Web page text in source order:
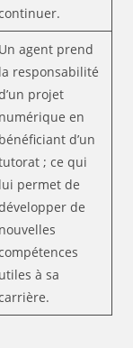
Un agent prend
la responsabilité
projet
numérique en
bénéficiant d’un
; ce qui
lui permet de
de
nouvelles
utiles à sa